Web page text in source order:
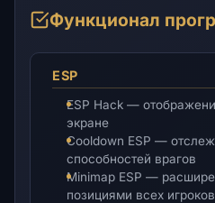
Функционал
ESP
ESP Hack —
экране
Cooldown ESP —
способностей врагов
Minimap ESP —
позициями всех игроков